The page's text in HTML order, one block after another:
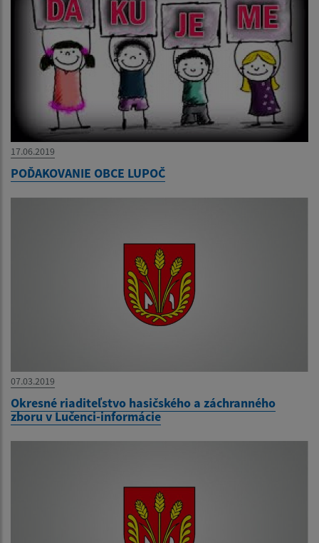
17.06.2019
POĎAKOVANIE OBCE LUPOČ
07.03.2019
Okresné riaditeľstvo hasičského a záchranného
zboru v Lučenci-informácie